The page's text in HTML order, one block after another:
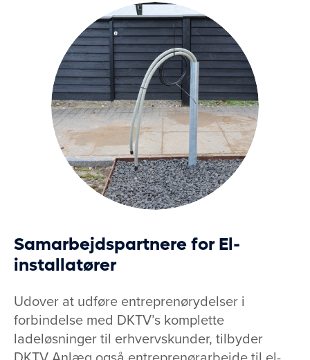
Samarbejdspartnere for El-
installatører
Udover at udføre entreprenørydelser i
forbindelse med DKTV’s komplette
ladeløsninger til erhvervskunder, tilbyder